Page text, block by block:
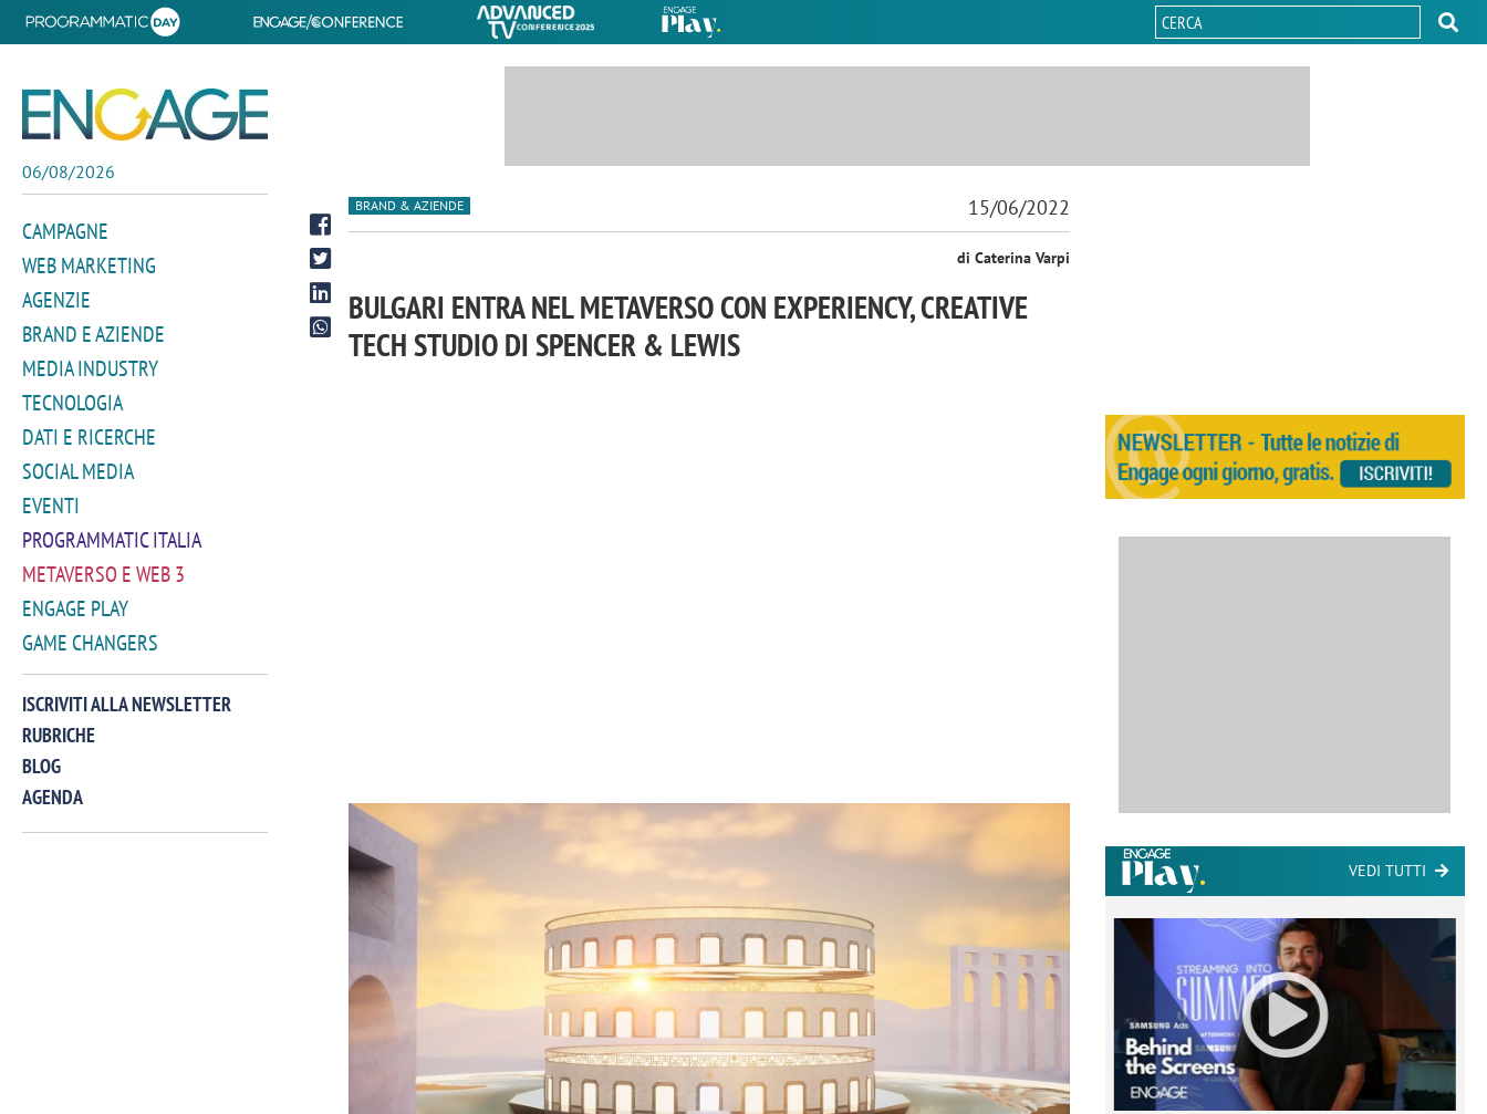
06/08/2026
CAMPAGNE
WEB MARKETING
AGENZIE
BRAND E AZIENDE
MEDIA INDUSTRY
TECNOLOGIA
DATI E RICERCHE
SOCIAL MEDIA
EVENTI
PROGRAMMATIC ITALIA
METAVERSO E WEB 3
ENGAGE PLAY
GAME CHANGERS
ISCRIVITI ALLA NEWSLETTER
RUBRICHE
BLOG
AGENDA
BRAND & AZIENDE 15/06/2022
di Caterina Varpi
BULGARI ENTRA NEL METAVERSO CON EXPERIENCY, CREATIVE
TECH STUDIO DI SPENCER & LEWIS
VEDI TUTTI